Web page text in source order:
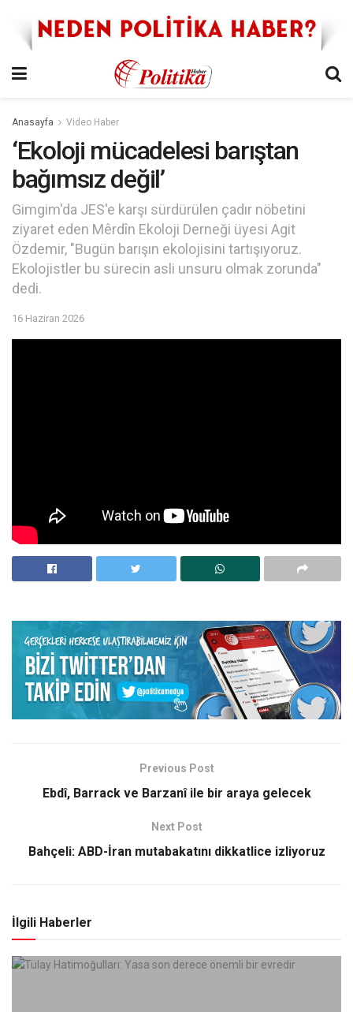
Anasayfa Video Haber
‘Ekoloji mücadelesi barıştan
bağımsız değil’
Gimgim'da JES'e karşı sürdürülen çadır nöbetini
ziyaret eden Mêrdîn Ekoloji Derneği üyesi Agit
Özdemir, "Bugün barışın ekolojisini tartışıyoruz.
Ekolojistler bu sürecin asli unsuru olmak zorunda"
dedi.
16 Haziran 2026
Previous Post
Ebdî, Barrack ve Barzanî ile bir araya gelecek
Next Post
Bahçeli: ABD-İran mutabakatını dikkatlice izliyoruz
İlgili Haberler